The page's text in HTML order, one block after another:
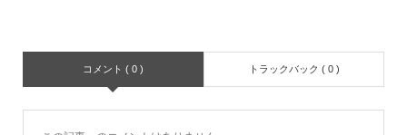
コメント ( 0 ) トラックバック ( 0 )